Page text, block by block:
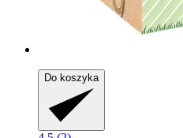
Do koszyka